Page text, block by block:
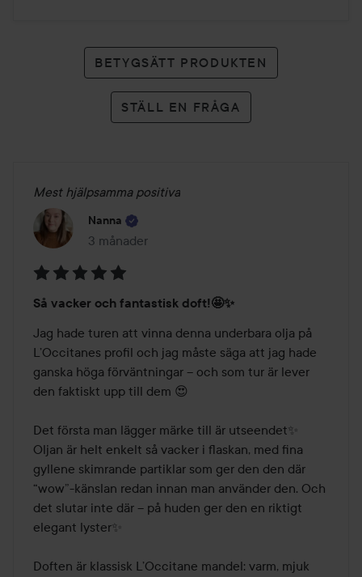
BETYGSÄTT PRODUKTEN
STÄLL EN FRÅGA
Mest hjälpsamma positiva
Nanna
3 månader
Inlägget skapades 3 månader
5
av
5
Så vacker och fantastisk doft!🤩✨
Jag hade turen att vinna denna underbara olja på
L’Occitanes profil och jag måste säga att jag hade
ganska höga förväntningar – och som tur är lever
den faktiskt upp till dem 😍
Det första man lägger märke till är utseendet✨
Oljan är helt enkelt så vacker i flaskan, med fina
gyllene skimrande partiklar som ger den den där
“wow”-känslan redan innan man använder den. Och
det slutar inte där – på huden ger den en riktigt
elegant lyster✨
Doften är klassisk L’Occitane mandel: varm, mjuk